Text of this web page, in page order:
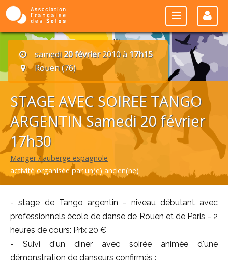
samedi20 février2010 à 17h15
Rouen (76)
STAGE AVEC SOIREE TANGO
ARGENTIN Samedi 20 février
17h30
Manger / auberge espagnole
activité organisée par un(e) ancien(ne)
- stage de Tango argentin - niveau débutant avec
professionnels école de danse de Rouen et de Paris - 2
heures de cours: Prix 20 €
- Suivi d'un diner avec soirée animée d'une
démonstration de danseurs confirmés :